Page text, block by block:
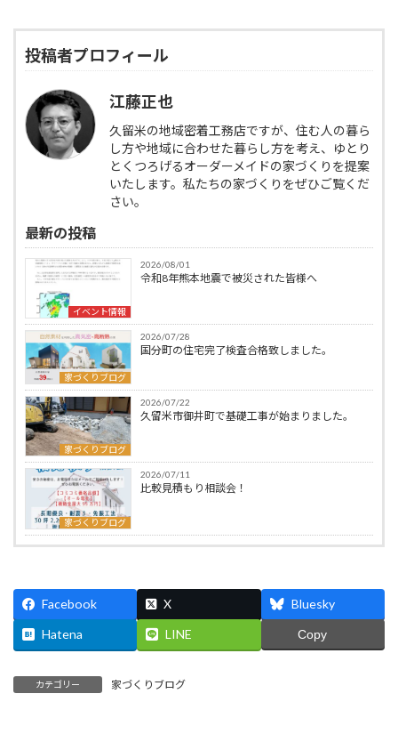
投稿者プロフィール
江藤正也
久留米の地域密着工務店ですが、住む人の暮ら
し方や地域に合わせた暮らし方を考え、ゆとり
とくつろげるオーダーメイドの家づくりを提案
いたします。私たちの家づくりをぜひご覧くだ
さい。
最新の投稿
イベント情報
2026/08/01
令和8年熊本地震で被災された皆様へ
家づくりブログ
2026/07/28
国分町の住宅完了検査合格致しました。
家づくりブログ
2026/07/22
久留米市御井町で基礎工事が始まりました。
家づくりブログ
2026/07/11
比較見積もり相談会！
Facebook X
Bluesky
Hatena
LINE Copy
カテゴリー 家づくりブログ